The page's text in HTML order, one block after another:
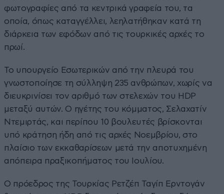
φωτογραφίες από τα κεντρικά γραφεία του, τα
οποία, όπως καταγγέλλει, λεηλατήθηκαν κατά τη
διάρκεια των εφόδων από τις τουρκικές αρχές το
πρωί.
Το υπουργείο Εσωτερικών από την πλευρά του
γνωστοποίησε τη σύλληψη 235 ανθρώπων, χωρίς να
διευκρινίσει τον αριθμό των στελεχών του HDP
μεταξύ αυτών. Ο ηγέτης του κόμματος, Σελαχατίν
Ντεμιρτάς, και περίπου 10 βουλευτές βρίσκονται
υπό κράτηση ήδη από τις αρχές Νοεμβρίου, στο
πλαίσιο των εκκαθαρίσεων μετά την αποτυχημένη
απόπειρα πραξικοπήματος του Ιουλίου.
Ο πρόεδρος της Τουρκίας Ρετζέπ Ταγίπ Ερντογάν